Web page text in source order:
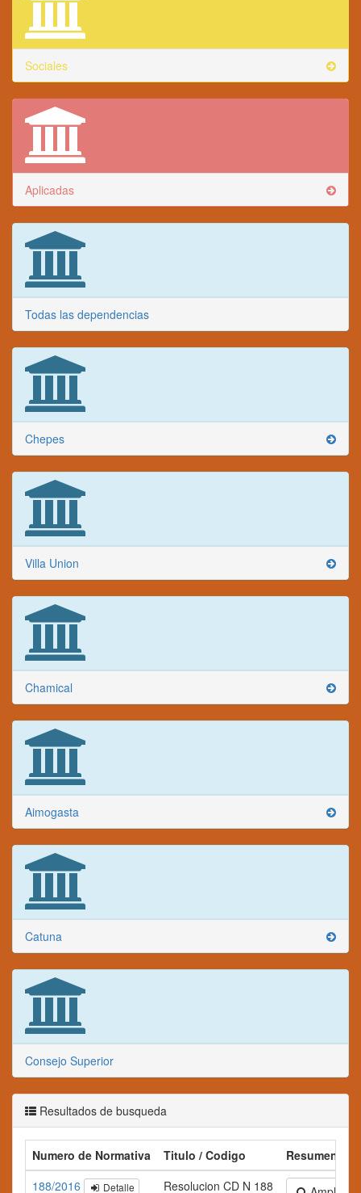
Sociales
Aplicadas
Todas las dependencias
Chepes
Villa Union
Chamical
Aimogasta
Catuna
Consejo Superior
Resultados de busqueda
Numero de Normativa Titulo / Codigo
Resumen
188/2016
Detalle Resolucion CD N 188